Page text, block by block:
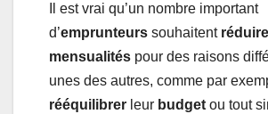
Il est vrai qu’un nombre important
d’emprunteurs souhaitent réduire
mensualités pour des raisons
unes des autres, comme par
rééquilibrer leur budget ou tout